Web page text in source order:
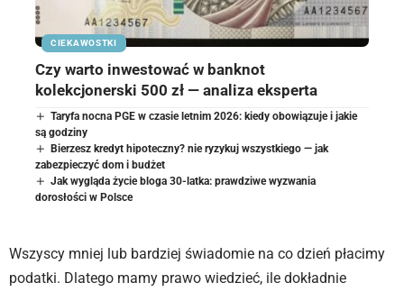
CIEKAWOSTKI
Czy warto inwestować w banknot
kolekcjonerski 500 zł — analiza eksperta
Taryfa nocna PGE w czasie letnim 2026: kiedy obowiązuje i jakie
są godziny
Bierzesz kredyt hipoteczny? nie ryzykuj wszystkiego — jak
zabezpieczyć dom i budżet
Jak wygląda życie bloga 30-latka: prawdziwe wyzwania
dorosłości w Polsce
Wszyscy mniej lub bardziej świadomie na co dzień płacimy
podatki. Dlatego mamy prawo wiedzieć, ile dokładnie